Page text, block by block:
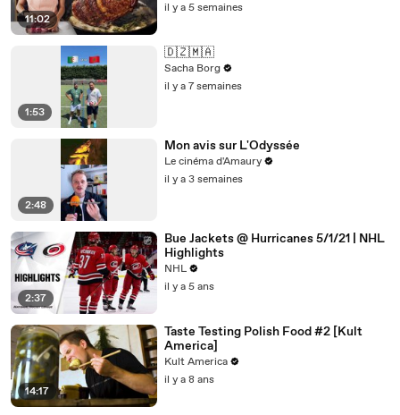
11:02
il y a 5 semaines
1:53
🇩🇿🇲🇦
Sacha Borg
il y a 7 semaines
2:48
Mon avis sur L'Odyssée
Le cinéma d'Amaury
il y a 3 semaines
2:37
Bue Jackets @ Hurricanes 5/1/21 | NHL
Highlights
NHL
il y a 5 ans
14:17
Taste Testing Polish Food #2 [Kult
America]
Kult America
il y a 8 ans